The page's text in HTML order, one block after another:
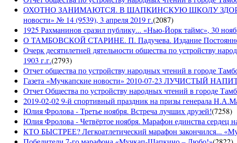
ОХОТНО ЗАНИМАЮТСЯ. В ШАПКИНСКУЮ ШКОЛУ
новости» № 14 (9539), 3 апреля 2019 г.(2087)
1925 Рахманинов сразил публику... «Нью-Йорк таймс», 30
О ТАМБОВСКОЙ СТАРИНЕ. П. Падучева. Издание
Очерк десятилетней дятельности общества по устройству
1903 г.г.(2793)
Отчет общества по устройству народных чтений в городе
Газета «Мучкапские новости» 2010-07-23 ЛУЧИСТЫЙ
Отчет Общества по устройству народных чтений в городе
2019-02-02 9-й спортивный праздник на призы генерала
Юлия Фролова - Третье ноября. Встреча лучших друзей!(7258)
Юлия Фролова - Четвёртое ноября. Марафон единства сердец
КТО БЫСТРЕЕ? Легкоатлетический марафон закончился...